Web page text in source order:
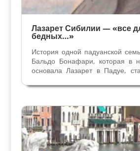
Лазарет Сибилии — «все
бедных…»
История одной падуанской
Бальдо Бонафари, которая в
основала Лазарет в Падуе,
Бонафари приехал в Падую
Он остался...
Верона и Падуя
Династии